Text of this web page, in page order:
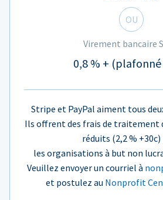
OU
Virement bancaire
0,8 % + (plafonné
Stripe et PayPal aiment tous
Ils offrent des frais de traitement
réduits (2,2 %
les organisations à but non
Veuillez envoyer un courriel à
et postulez au Nonprofit